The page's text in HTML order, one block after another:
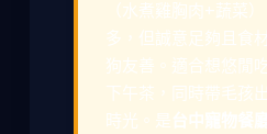
（水煮雞胸肉+蔬菜
多，但誠意足夠且食
狗友善。適合想悠閒
下午茶，同時帶毛孩
時光。是台中寵物餐